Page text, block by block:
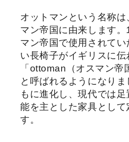
オットマンという名称は
マン帝国に由来します。
マン帝国で使用されて
い長椅子がイギリスに伝
「ottoman（オスマン帝
と呼ばれるようになりま
もに進化し、現代では
能を主とした家具として
す。